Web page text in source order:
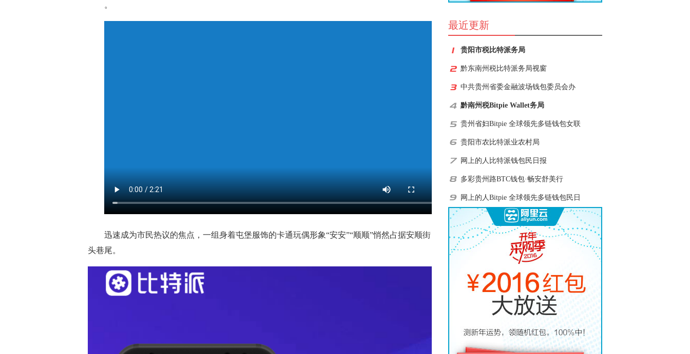
。
迅速成为市民热议的焦点，一组身着屯堡服饰的卡通玩偶形象“安安”“顺顺”悄然占据安顺街
头巷尾。
最近更新
贵阳市税比特派务局
黔东南州税比特派务局视窗
中共贵州省委金融波场钱包委员会办
黔南州税Bitpie Wallet务局
贵州省妇Bitpie 全球领先多链钱包女联
贵阳市农比特派业农村局
网上的人比特派钱包民日报
多彩贵州路BTC钱包·畅安舒美行
网上的人Bitpie 全球领先多链钱包民日